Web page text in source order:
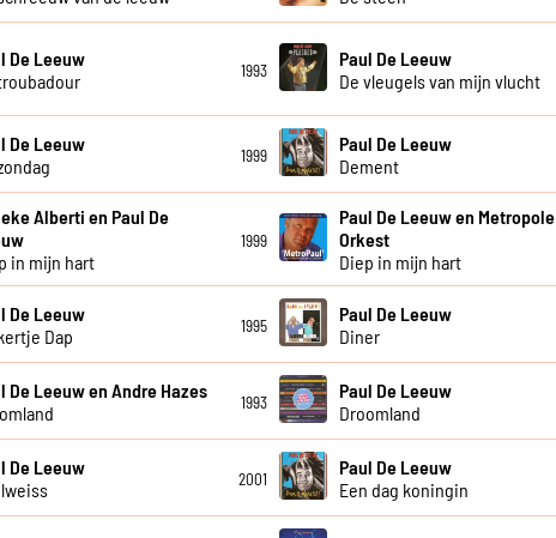
De Leeuw
1993
Paul De Leeuw
De vleugels van mijn vlucht
De Leeuw
1999
Paul De Leeuw
Dement
Alberti en Paul De
in mijn hart
1999
Paul De Leeuw en Metropole
Orkest
Diep in mijn hart
De Leeuw
Dap
1995
Paul De Leeuw
Diner
De Leeuw en Andre Hazes
1993
Paul De Leeuw
Droomland
De Leeuw
2001
Paul De Leeuw
Een dag koningin